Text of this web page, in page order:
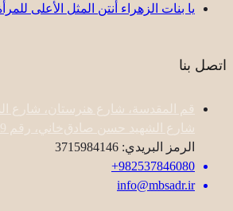
یا بنات الزهراء أنتن المثل الأعلى
اتصل بنا
قم المقدسة، شارع هنرستان، شارع
شارع الشهيد حسن صادق‌خاني، رقم 19
الرمز البريدي: 3715984146
982537846080+
info@mbsadr.ir